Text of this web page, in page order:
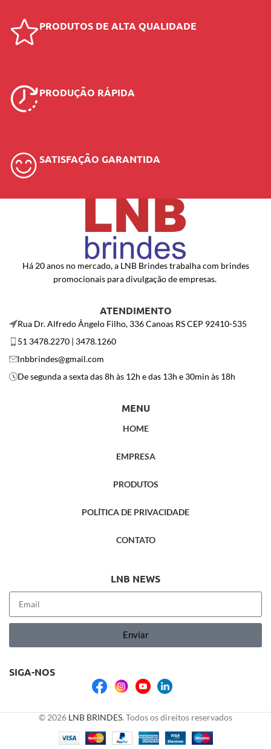
PRODUTOS DE ALTA QUALIDADE
PRODUÇÃO RÁPIDA
SATISFAÇÃO GARANTIDA
Há 20 anos no mercado, a LNB Brindes trabalha com brindes
promocionais para divulgação de empresas.
ATENDIMENTO
Rua Dr. Alfredo Ângelo Filho, 336 Canoas RS CEP 92410-535
51 3478.2270 | 3478.1260
lnbbrindes@gmail.com
De segunda a sexta das 8h às 12h e das 13h e 30min às 18h
MENU
HOME
EMPRESA
PRODUTOS
POLÍTICA DE PRIVACIDADE
CONTATO
LNB NEWS
Enviar
SIGA-NOS
© 2026 LNB BRINDES. Todos os direitos reservados